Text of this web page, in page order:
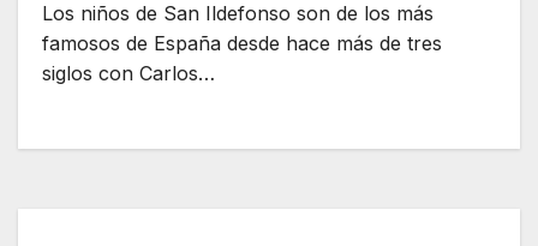
Los niños de San Ildefonso son de los más
famosos de España desde hace más de tres
siglos con Carlos…